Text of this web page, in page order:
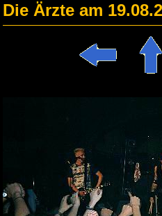
Die Ärzte am